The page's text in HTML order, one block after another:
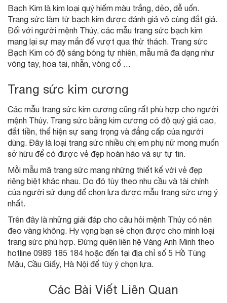
Bạch Kim là kim loại quý hiếm màu trắng, dẻo, dễ uốn.
Trang sức làm từ bạch kim được đánh giá vô cùng đắt giá.
Đối với người mệnh Thủy, các mẫu trang sức bạch kim
mang lại sự may mắn để vượt qua thử thách. Trang sức
Bạch Kim có độ sáng bóng tự nhiên, mẫu mã đa dạng như
vòng tay, hoa tai, nhẫn, vòng cổ …
Trang sức kim cương
Các mẫu trang sức kim cương cũng rất phù hợp cho người
mệnh Thủy. Trang sức bằng kim cương có độ quý giá cao,
đắt tiền, thể hiện sự sang trọng và đẳng cấp của người
dùng. Đây là loại trang sức nhiều chị em phụ nữ mong muốn
sở hữu để có được vẻ đẹp hoàn hảo và sự tự tin.
Mỗi mẫu mã trang sức mang những thiết kế với vẻ đẹp
riêng biệt khác nhau. Do đó tùy theo nhu cầu và tài chính
của người sử dụng để chọn lựa được mẫu trang sức ưng ý
nhất.
Trên đây là những giải đáp cho câu hỏi mệnh Thủy có nên
đeo vàng không. Hy vọng bạn sẽ chọn được cho mình loại
trang sức phù hợp. Đừng quên liên hệ Vàng Anh Minh theo
hotline 0989 185 184 hoặc đến tại địa chỉ số 5 Hồ Tùng
Mậu, Cầu Giấy, Hà Nội để tùy ý chọn lựa.
Các Bài Viết Liên Quan